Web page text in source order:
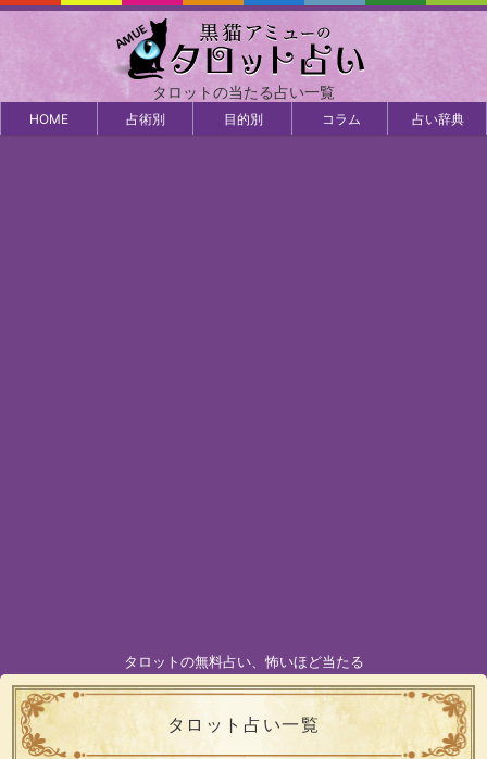
タロットの当たる占い一覧
HOME 占術別 目的別 コラム 占い辞典
タロットの無料占い、怖いほど当たる
タロット占い一覧